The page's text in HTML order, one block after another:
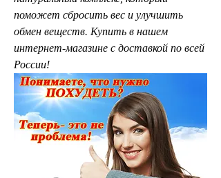
поможет сбросить вес и улучшить
обмен веществ. Купить в нашем
интернет-магазине с доставкой по всей
России!